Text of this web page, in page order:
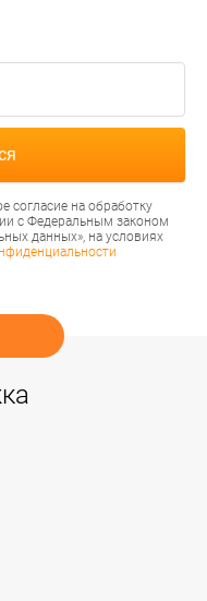
согласие на обработку
с Федеральным законом
данных», на условиях